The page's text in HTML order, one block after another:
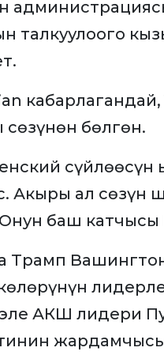
талкуулоого
сөзүнөн бөлгөн.
сүйлөөсүн
Акыры ал
баш катчысы
Трамп
АКШ лидери